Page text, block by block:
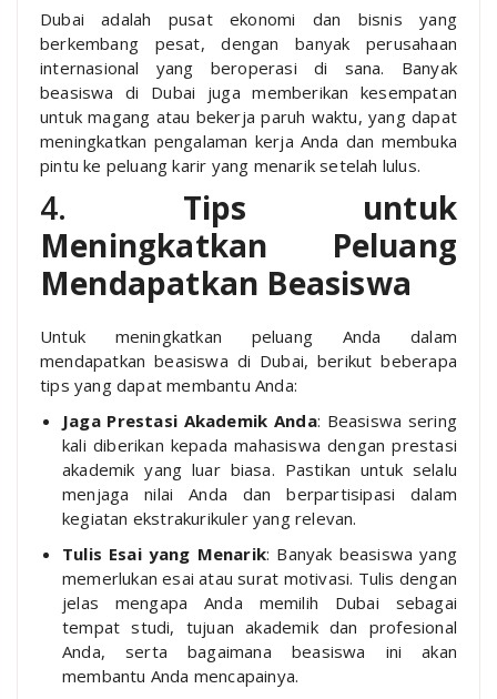
Dubai adalah pusat ekonomi dan bisnis yang
berkembang pesat, dengan banyak perusahaan
internasional yang beroperasi di sana. Banyak
beasiswa di Dubai juga memberikan kesempatan
untuk magang atau bekerja paruh waktu, yang dapat
meningkatkan pengalaman kerja Anda dan membuka
pintu ke peluang karir yang menarik setelah lulus.
4. Tips untuk
Meningkatkan Peluang
Mendapatkan Beasiswa
Untuk meningkatkan peluang Anda dalam
mendapatkan beasiswa di Dubai, berikut beberapa
tips yang dapat membantu Anda:
Jaga Prestasi Akademik Anda: Beasiswa sering
kali diberikan kepada mahasiswa dengan prestasi
akademik yang luar biasa. Pastikan untuk selalu
menjaga nilai Anda dan berpartisipasi dalam
kegiatan ekstrakurikuler yang relevan.
Tulis Esai yang Menarik: Banyak beasiswa yang
memerlukan esai atau surat motivasi. Tulis dengan
jelas mengapa Anda memilih Dubai sebagai
tempat studi, tujuan akademik dan profesional
Anda, serta bagaimana beasiswa ini akan
membantu Anda mencapainya.